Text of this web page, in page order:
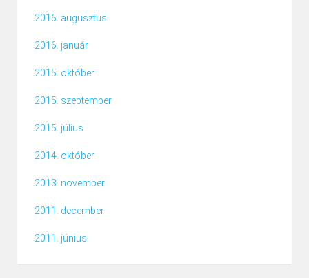
2016. augusztus
2016. január
2015. október
2015. szeptember
2015. július
2014. október
2013. november
2011. december
2011. június